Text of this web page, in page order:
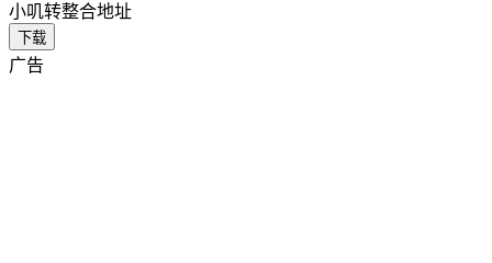
小叽转整合地址
下载
广告